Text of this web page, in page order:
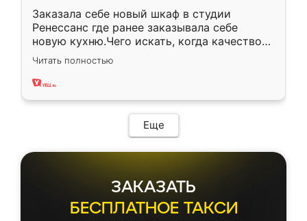
Заказала себе новый шкаф в студии
Ренессанс где ранее заказывала себе
новую кухню.Чего искать, когда качеством
вполне довольна. Служит кухня уже почти
два года, нареканий нет.
Читать полностью
Еще
ЗАКАЗАТЬ
БЕСПЛАТНОЕ ТАКСИ